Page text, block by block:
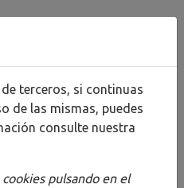
terceros, si continuas
de las mismas, puedes
consulte nuestra
pulsando en el